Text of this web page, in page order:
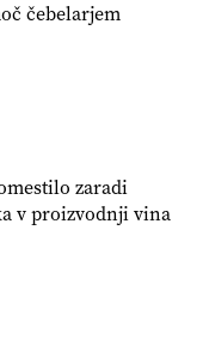
čebelarjem
zaradi
v proizvodnji vina